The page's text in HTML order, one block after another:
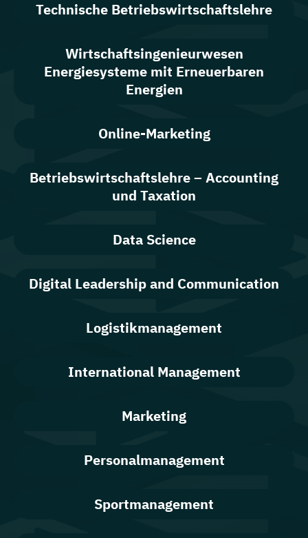
Technische Betriebswirtschaftslehre
Wirtschaftsingenieurwesen
Energiesysteme mit Erneuerbaren
Energien
Online-Marketing
Betriebswirtschaftslehre – Accounting
und Taxation
Data Science
Digital Leadership and Communication
Logistikmanagement
International Management
Marketing
Personalmanagement
Sportmanagement